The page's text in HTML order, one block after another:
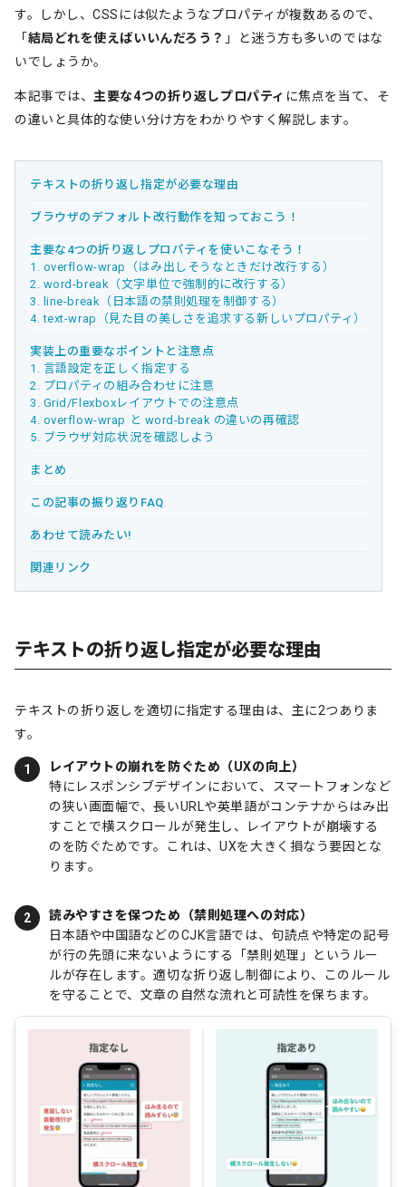
す。しかし、CSSには似たようなプロパティが複数あるので、
「 結局どれを使えばいいんだろう？ 」と迷う方も多いのではな
いでしょうか。
本記事では、 主要な4つの折り返しプロパティ に焦点を当て、そ
の違いと具体的な使い分け方をわかりやすく解説します。
テキストの折り返し指定が必要な理由
ブラウザのデフォルト改行動作を知っておこう！
主要な4つの折り返しプロパティを使いこなそう！
1. overflow-wrap（はみ出しそうなときだけ改行する）
2. word-break（文字単位で強制的に改行する）
3. line-break（日本語の禁則処理を制御する）
4. text-wrap（見た目の美しさを追求する新しいプロパティ）
実装上の重要なポイントと注意点
1. 言語設定を正しく指定する
2. プロパティの組み合わせに注意
3. Grid/Flexboxレイアウトでの注意点
4. overflow-wrap と word-break の違いの再確認
5. ブラウザ対応状況を確認しよう
まとめ
この記事の振り返りFAQ
あわせて読みたい!
関連リンク
テキストの折り返し指定が必要な理由
テキストの折り返しを適切に指定する理由は、主に2つありま
す。
レイアウトの崩れを防ぐため（UXの向上）
特にレスポンシブデザインにおいて、スマートフォンなど
の狭い画面幅で、長いURLや英単語がコンテナからはみ出
すことで横スクロールが発生し、レイアウトが崩壊する
のを防ぐためです。これは、UXを大きく損なう要因とな
ります。
読みやすさを保つため（禁則処理への対応）
日本語や中国語などのCJK言語では、句読点や特定の記号
が行の先頭に来ないようにする「禁則処理」というルー
ルが存在します。適切な折り返し制御により、このルール
を守ることで、文章の自然な流れと可読性を保ちます。